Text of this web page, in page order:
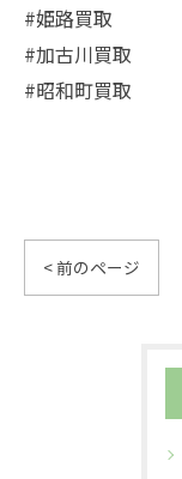
#姫路買取
#加古川買取
#昭和町買取
< 前のページ